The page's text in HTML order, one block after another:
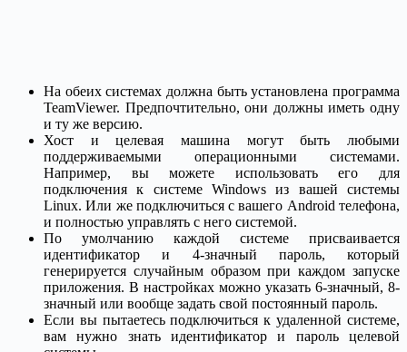
На обеих системах должна быть установлена программа
TeamViewer. Предпочтительно, они должны иметь одну
и ту же версию.
Хост и целевая машина могут быть любыми
поддерживаемыми операционными системами.
Например, вы можете использовать его для
подключения к системе Windows из вашей системы
Linux. Или же подключиться с вашего Android телефона,
и полностью управлять с него системой.
По умолчанию каждой системе присваивается
идентификатор и 4-значный пароль, который
генерируется случайным образом при каждом запуске
приложения. В настройках можно указать 6-значный, 8-
значный или вообще задать свой постоянный пароль.
Если вы пытаетесь подключиться к удаленной системе,
вам нужно знать идентификатор и пароль целевой